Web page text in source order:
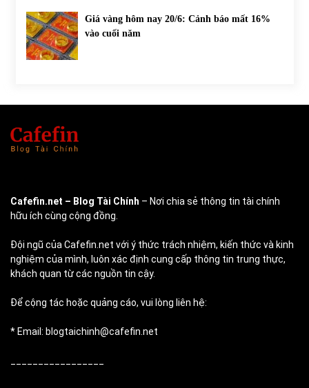
Giá vàng hôm nay 20/6: Cảnh báo mất 16%
vào cuối năm
Cafefin.net – Blog Tài Chính – Nơi chia sẻ thông tin tài chính
hữu ích cùng cộng đồng.
Đội ngũ của Cafefin.net với ý thức trách nhiệm, kiến thức và kinh
nghiệm của mình, luôn xác định cung cấp thông tin trung thực,
khách quan từ các nguồn tin cậy.
Để cộng tác hoặc quảng cáo, vui lòng liên hệ:
* Email: blogtaichinh@cafefin.net